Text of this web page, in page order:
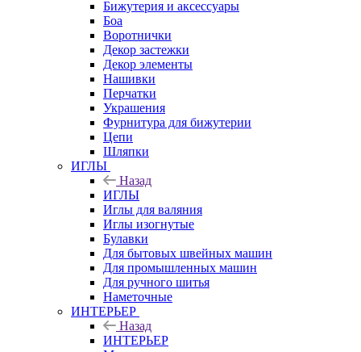
Бижутерия и аксессуары
Боа
Воротнички
Декор застежки
Декор элементы
Нашивки
Перчатки
Украшения
Фурнитура для бижутерии
Цепи
Шляпки
ИГЛЫ
Назад
ИГЛЫ
Иглы для валяния
Иглы изогнутые
Булавки
Для бытовых швейных машин
Для промышленных машин
Для ручного шитья
Наметочные
ИНТЕРЬЕР
Назад
ИНТЕРЬЕР